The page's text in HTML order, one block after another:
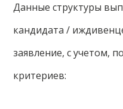
Данные структуры
кандидата /
заявление, с учетом,
критериев: